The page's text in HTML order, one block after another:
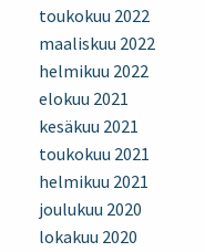
toukokuu 2022
maaliskuu 2022
helmikuu 2022
elokuu 2021
kesäkuu 2021
toukokuu 2021
helmikuu 2021
joulukuu 2020
lokakuu 2020